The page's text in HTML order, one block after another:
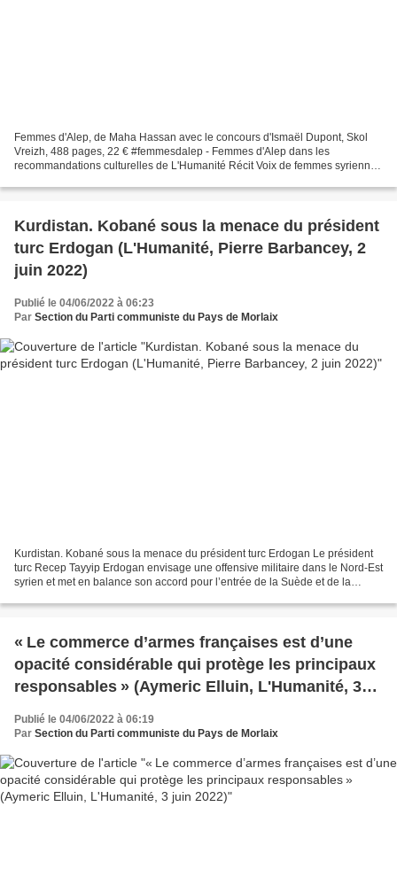
Femmes d'Alep, de Maha Hassan avec le concours d'Ismaël Dupont, Skol
Vreizh, 488 pages, 22 € #femmesdalep - Femmes d'Alep dans les
recommandations culturelles de L'Humanité Récit Voix de femmes syriennes
Kurdistan. Kobané sous la menace du président
turc Erdogan (L'Humanité, Pierre Barbancey, 2
juin 2022)
Publié le 04/06/2022 à 06:23
Par Section du Parti communiste du Pays de Morlaix
Kurdistan. Kobané sous la menace du président turc Erdogan Le président
turc Recep Tayyip Erdogan envisage une offensive militaire dans le Nord-Est
syrien et met en balance son accord pour l’entrée de la Suède et de la
« Le commerce d’armes françaises est d’une
opacité considérable qui protège les principaux
responsables » (Aymeric Elluin, L'Humanité, 3
juin 2022)
Publié le 04/06/2022 à 06:19
Par Section du Parti communiste du Pays de Morlaix